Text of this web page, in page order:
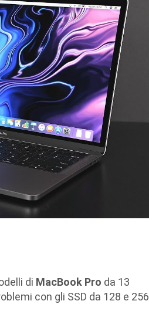
di MacBook Pro da 13
con gli SSD da 128 e 256